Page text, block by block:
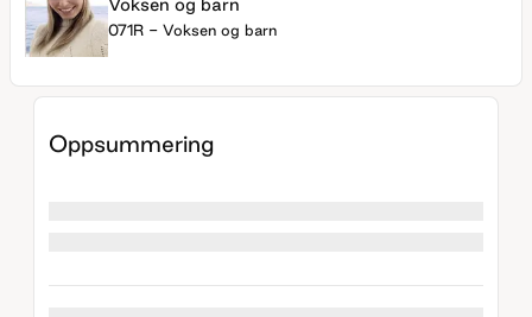
Voksen og barn
071R - Voksen og barn
Oppsummering